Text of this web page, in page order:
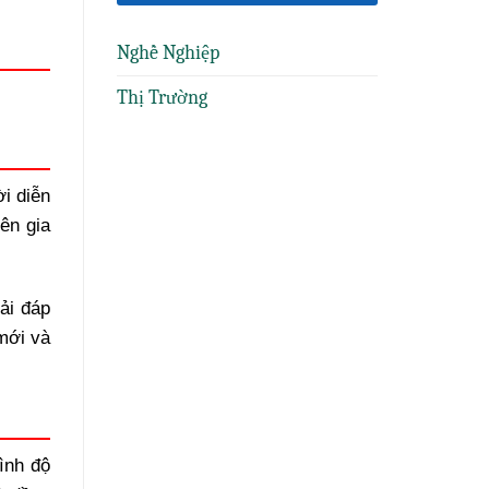
diễn
gia
đáp
và
độ
Nghề Nghiệp
Thị Trường